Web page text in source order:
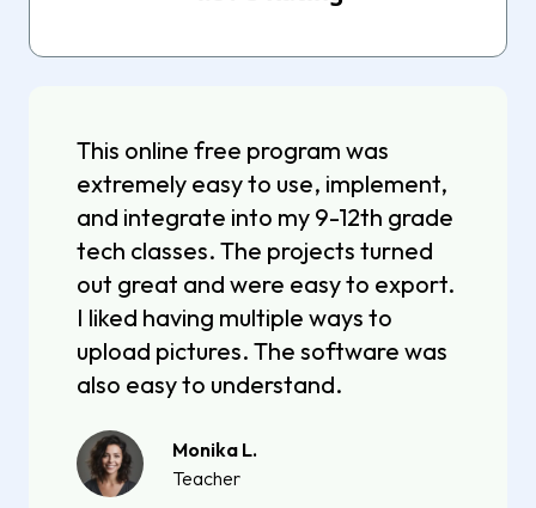
This online free program was
extremely easy to use, implement,
and integrate into my 9-12th grade
tech classes. The projects turned
out great and were easy to export.
I liked having multiple ways to
upload pictures. The software was
also easy to understand.
Monika L.
Teacher